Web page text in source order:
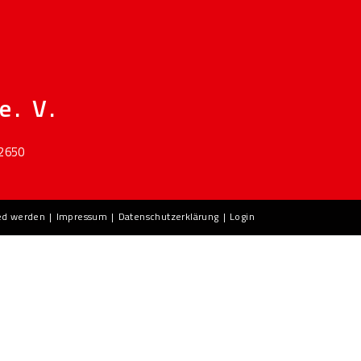
V.
werden Impressum Datenschutzerklärung Login